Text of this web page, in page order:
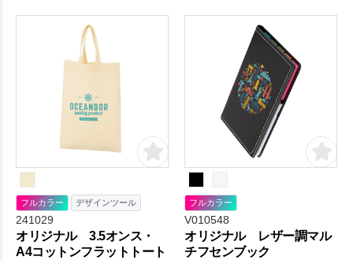
LEDライト入りでいざという
ときの心強い味方です。
フルカラー デザインツール
241029
オリジナル 3.5オンス・
A4コットンフラットトート
フルカラー
V010548
オリジナル レザー調マル
チフセンブック